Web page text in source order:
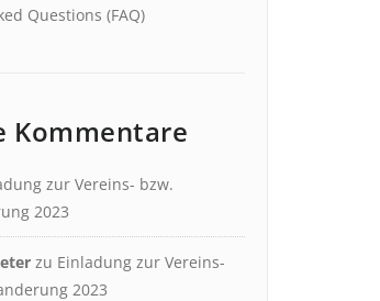
Questions (FAQ)
Kommentare
zur Vereins- bzw.
2023
zu Einladung zur Vereins-
2023